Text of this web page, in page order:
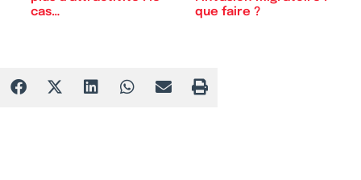
cas…
que faire ?